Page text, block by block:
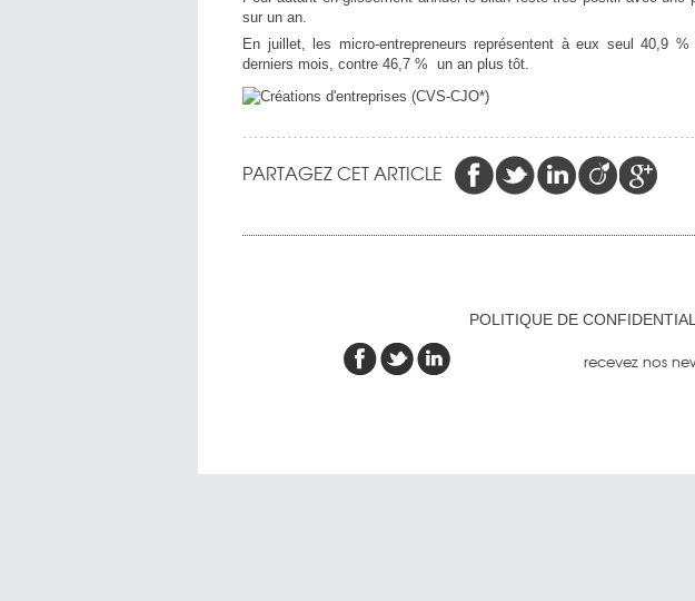
sur un an.
En juillet, les micro-entrepreneurs représentent à eux seul 40,9
derniers mois, contre 46,7 % un an plus tôt.
PARTAGEZ CET ARTICLE
POLITIQUE DE
recevez nos